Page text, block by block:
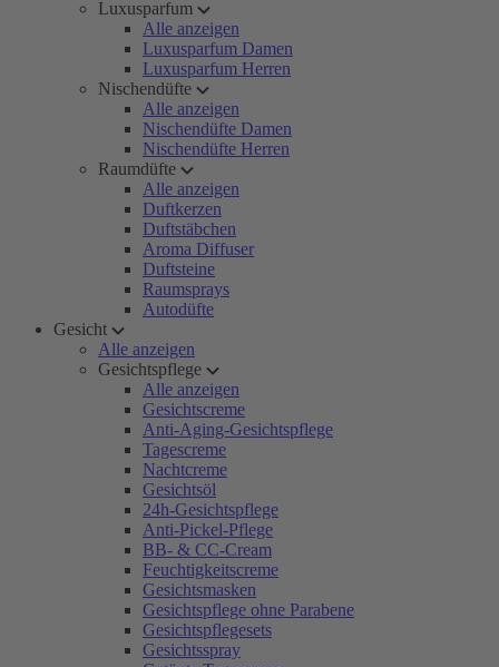
Luxusparfum
Alle anzeigen
Luxusparfum Damen
Luxusparfum Herren
Nischendüfte
Alle anzeigen
Nischendüfte Damen
Nischendüfte Herren
Raumdüfte
Alle anzeigen
Duftkerzen
Duftstäbchen
Aroma Diffuser
Duftsteine
Raumsprays
Autodüfte
Gesicht
Alle anzeigen
Gesichtspflege
Alle anzeigen
Gesichtscreme
Anti-Aging-Gesichtspflege
Tagescreme
Nachtcreme
Gesichtsöl
24h-Gesichtspflege
Anti-Pickel-Pflege
BB- & CC-Cream
Feuchtigkeitscreme
Gesichtsmasken
Gesichtspflege ohne Parabene
Gesichtspflegesets
Gesichtsspray